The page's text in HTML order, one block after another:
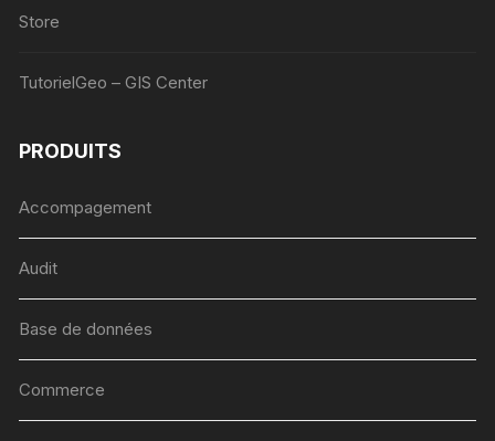
Store
TutorielGeo – GIS Center
PRODUITS
Accompagement
Audit
Base de données
Commerce